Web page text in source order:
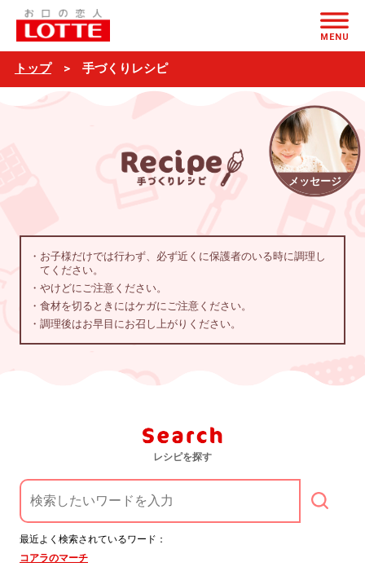
手
づ
く
り
MENU
トップ 手づくりレシピ
メッセージ
・お子様だけでは行わず、必ず近くに保護者のいる時に調理し
てください。
・やけどにご注意ください。
・食材を切るときにはケガにご注意ください。
・調理後はお早目にお召し上がりください。
レシピを探す
最近よく検索されているワード：
コアラのマーチ